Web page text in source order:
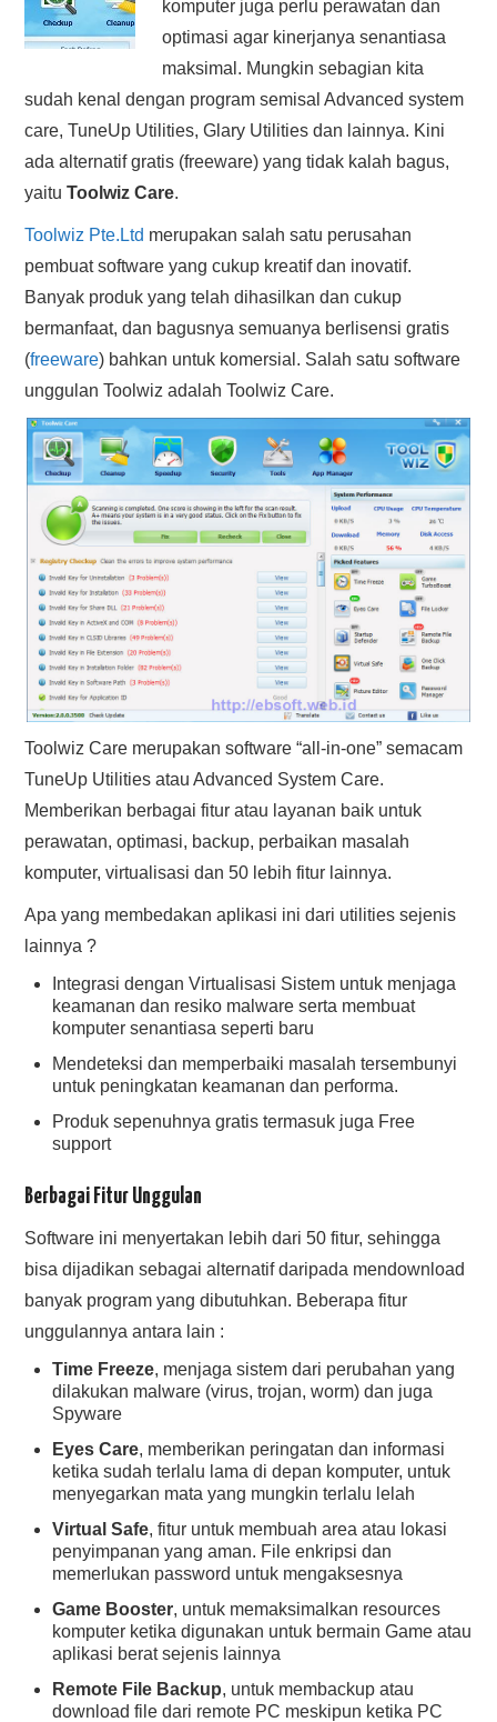
HASIL PENCARIAN
komputer juga perlu perawatan dan
optimasi agar kinerjanya senantiasa
maksimal. Mungkin sebagian kita
sudah kenal dengan program semisal Advanced system
care, TuneUp Utilities, Glary Utilities dan lainnya. Kini
ada alternatif gratis (freeware) yang tidak kalah bagus,
yaituToolwiz Care.
Toolwiz Pte.Ltd merupakan salah satu perusahan
pembuat software yang cukup kreatif dan inovatif.
Banyak produk yang telah dihasilkan dan cukup
bermanfaat, dan bagusnya semuanya berlisensi gratis
(freeware) bahkan untuk komersial. Salah satu software
unggulan Toolwiz adalah Toolwiz Care.
Toolwiz Care merupakan software “all-in-one” semacam
TuneUp Utilities atau Advanced System Care.
Memberikan berbagai fitur atau layanan baik untuk
perawatan, optimasi, backup, perbaikan masalah
komputer, virtualisasi dan 50 lebih fitur lainnya.
Apa yang membedakan aplikasi ini dari utilities sejenis
lainnya ?
Integrasi dengan Virtualisasi Sistem untuk menjaga
keamanan dan resiko malware serta membuat
komputer senantiasa seperti baru
Mendeteksi dan memperbaiki masalah tersembunyi
untuk peningkatan keamanan dan performa.
Produk sepenuhnya gratis termasuk juga Free
support
Berbagai Fitur Unggulan
Software ini menyertakan lebih dari 50 fitur, sehingga
bisa dijadikan sebagai alternatif daripada mendownload
banyak program yang dibutuhkan. Beberapa fitur
unggulannya antara lain :
Time Freeze, menjaga sistem dari perubahan yang
dilakukan malware (virus, trojan, worm) dan juga
Spyware
Eyes Care, memberikan peringatan dan informasi
ketika sudah terlalu lama di depan komputer, untuk
menyegarkan mata yang mungkin terlalu lelah
Virtual Safe, fitur untuk membuah area atau lokasi
penyimpanan yang aman. File enkripsi dan
memerlukan password untuk mengaksesnya
Game Booster, untuk memaksimalkan resources
komputer ketika digunakan untuk bermain Game atau
aplikasi berat sejenis lainnya
Remote File Backup, untuk membackup atau
download file dari remote PC meskipun ketika PC